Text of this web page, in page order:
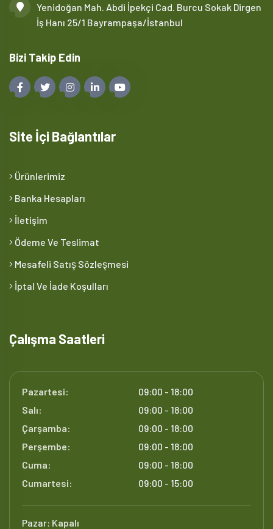
Yenidoğan Mah. Abdi İpekçi Cad. Burcu Sokak Dirgen
İş Hanı 25/1 Bayrampaşa/İstanbul
Bizi Takip Edin
Site İçi Bağlantılar
Ürünlerimiz
Banka Hesapları
İletişim
Ödeme Ve Teslimat
Mesafeli Satış Sözleşmesi
İptal Ve İade Koşulları
Çalışma Saatleri
Pazartesi:
09:00 - 18:00
Salı:
09:00 - 18:00
Çarşamba:
09:00 - 18:00
Perşembe:
09:00 - 18:00
Cuma:
09:00 - 18:00
Cumartesi:
09:00 - 15:00
Pazar: Kapalı